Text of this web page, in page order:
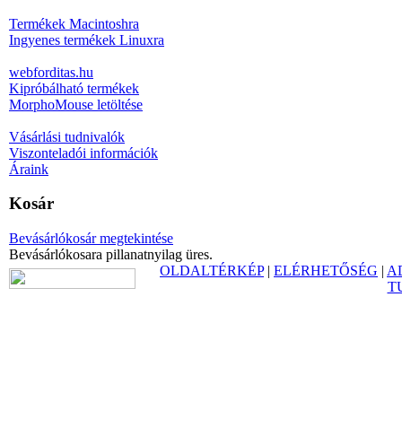
Termékek Macintoshra
Ingyenes termékek Linuxra
webforditas.hu
Kipróbálható termékek
MorphoMouse letöltése
Vásárlási tudnivalók
Viszonteladói információk
Áraink
Kosár
Bevásárlókosár megtekintése
Bevásárlókosara pillanatnyilag üres.
OLDALTÉRKÉP| ELÉRHETŐSÉG |